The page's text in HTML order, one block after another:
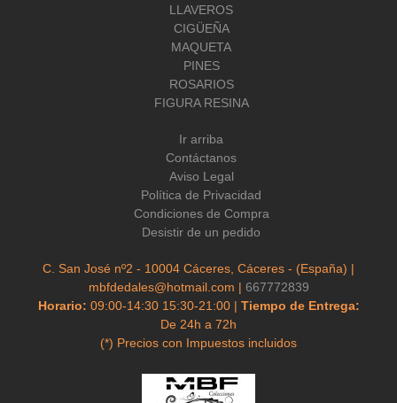
LLAVEROS
CIGÜEÑA
MAQUETA
PINES
ROSARIOS
FIGURA RESINA
Ir arriba
Contáctanos
Aviso Legal
Política de Privacidad
Condiciones de Compra
Desistir de un pedido
C. San José nº2 - 10004 Cáceres, Cáceres - (España) |
mbfdedales@hotmail.com | 667772839
Horario: 09:00-14:30 15:30-21:00 | Tiempo de Entrega:
De 24h a 72h
(*) Precios con Impuestos incluidos